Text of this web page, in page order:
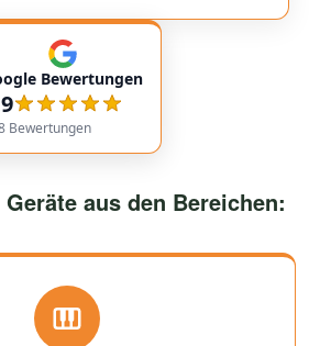
came very quickly, and the
extremely friendly and reliable.
recommended!
Bewertungen
Bewertungen
aus den Bereichen: